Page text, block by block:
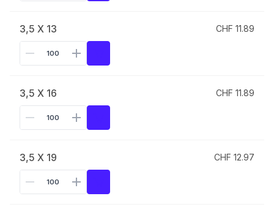
3,5 X 13 CHF 11.89
3,5 X 16 CHF 11.89
3,5 X 19 CHF 12.97